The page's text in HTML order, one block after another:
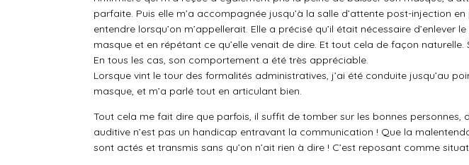
parfaite. Puis elle m’a accompagnée jusqu’à la salle d’attente post-injection
entendre lorsqu’on m’appellerait. Elle a précisé qu’il était nécessaire
masque et en répétant ce qu’elle venait de dire. Et tout cela de façon
En tous les cas, son comportement a été très appréciable.
Lorsque vint le tour des formalités administratives, j’ai été conduite jusqu’au
masque, et m’a parlé tout en articulant bien.
Tout cela me fait dire que parfois, il suffit de tomber sur les bonnes
auditive n’est pas un handicap entravant la communication ! Que la
sont actés et transmis sans qu’on n’ait rien à dire ! C’est reposant comme